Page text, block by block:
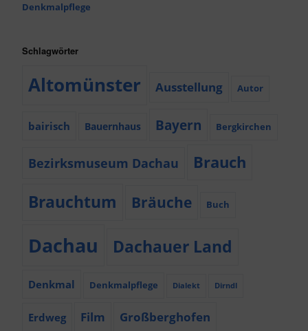
Denkmalpflege
Schlagwörter
Altomünster Ausstellung Autor
bairisch Bauernhaus Bayern Bergkirchen
Bezirksmuseum Dachau Brauch
Brauchtum Bräuche Buch
Dachau Dachauer Land
Denkmal Denkmalpflege Dialekt Dirndl
Erdweg Film Großberghofen